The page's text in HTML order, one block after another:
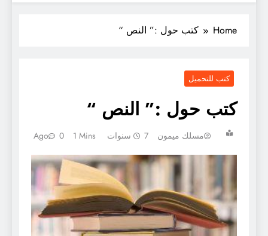
Home كتب حول :” النص “
كتب للتحميل
كتب حول :” النص “
مسلك ميمون 7 سنوات Ago 0 1 Mins